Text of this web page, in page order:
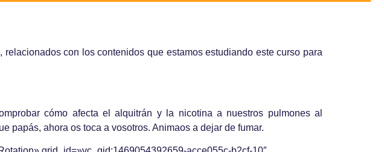
con los contenidos que estamos estudiando este curso para
cómo afecta el alquitrán y la nicotina a nuestros pulmones al
papás, ahora os toca a vosotros. Animaos a dejar de fumar.